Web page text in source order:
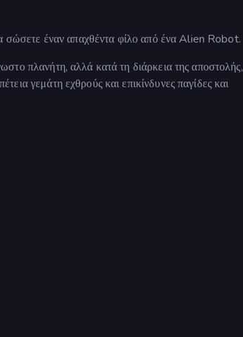
έναν απαχθέντα φίλο από ένα Alien Robot.
πλανήτη, αλλά κατά τη διάρκεια της αποστολής,
γεμάτη εχθρούς και επικίνδυνες παγίδες και